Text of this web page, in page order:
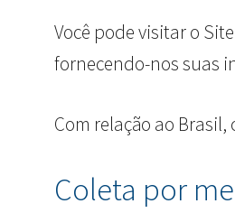
Você pode visitar o
fornecendo-nos suas
Com relação ao
Coleta por